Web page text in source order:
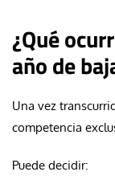
¿Qué
año de
Una vez
competencia
Puede decidir: